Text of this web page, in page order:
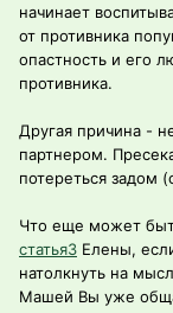
начинает
от противника
опастность и его
противника.
Другая причина -
партнером.
потереться задом
Что еще может
статья3 Елены,
натолкнуть на
Машей Вы уже